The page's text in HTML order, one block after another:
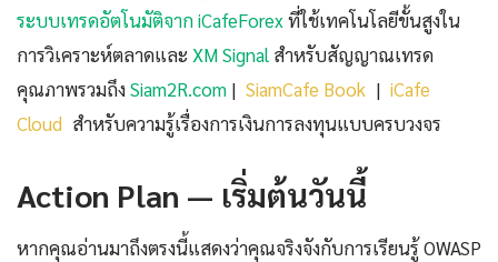
ระบบเทรดอัตโนมัติจาก iCafeForex ที่ใช้เทคโนโลยีขั้นสูงใน
การวิเคราะห์ตลาดและ XM Signal สำหรับสัญญาณเทรด
คุณภาพรวมถึงSiam2R.com | SiamCafe Book | iCafe
Cloud สำหรับความรู้เรื่องการเงินการลงทุนแบบครบวงจร
Action Plan — เริ่มต้นวันนี้
หากคุณอ่านมาถึงตรงนี้แสดงว่าคุณจริงจังกับการเรียนรู้ OWASP